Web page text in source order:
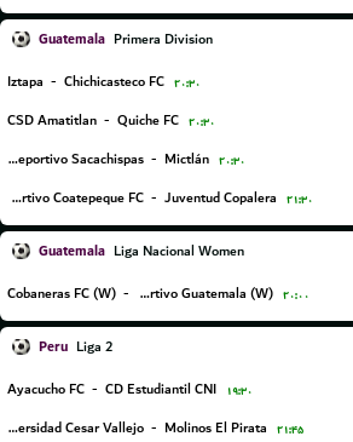
Guatemala Primera Division
Iztapa - Chichicasteco FC ۲۰:۳۰
CSD Amatitlan - Quiche FC ۲۰:۳۰
CS Deportivo Sacachispas - Mictlán ۲۰:۳۰
Deportivo Coatepeque FC - Juventud Copalera ۲۱:۳۰
Guatemala Liga Nacional Women
Cobaneras FC (W) - Deportivo Guatemala (W) ۲۰:۰۰
Peru Liga 2
Ayacucho FC - CD Estudiantil CNI ۱۹:۳۰
Universidad Cesar Vallejo - Molinos El Pirata ۲۱:۴۵